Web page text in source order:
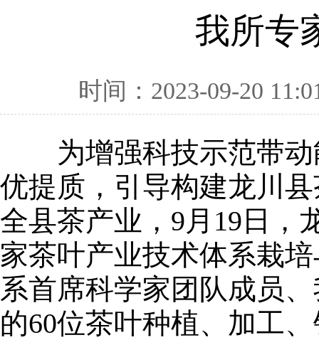
我所专
时间：2023-09-20
为增强科技示范带动
优提质，引导构建龙川
全县茶产业，9月19日，
家茶叶产业技术体系栽
系首席科学家团队成员
的60位茶叶种植、加工